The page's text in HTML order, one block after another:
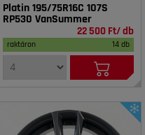
Platin 195/75R16C 107S
RP530 VanSummer
22 500 Ft/ db
raktáron 14 db